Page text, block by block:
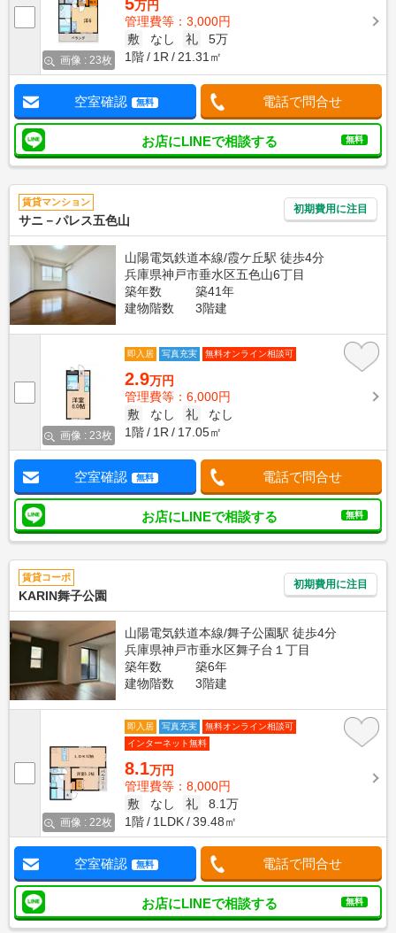
画像 : 23枚
万円
管理費等：3,000円
敷
なし 礼
5万
1階
1R 21.31㎡
空室確認 無料 電話で問合せ
お店にLINEで相談する 無料
賃貸マンション
サニ－パレス五色山
初期費用に注目
山陽電気鉄道本線/霞ケ丘駅 徒歩4分
兵庫県神戸市垂水区五色山6丁目
築年数
築41年
建物階数
3階建
画像 : 23枚
即入居 写真充実 無料オンライン相談可
2.9万円
管理費等：6,000円
敷
なし 礼
なし
1階
1R 17.05㎡
空室確認 無料 電話で問合せ
お店にLINEで相談する 無料
賃貸コーポ
KARIN舞子公園
初期費用に注目
山陽電気鉄道本線/舞子公園駅 徒歩4分
兵庫県神戸市垂水区舞子台１丁目
築年数
築6年
建物階数
3階建
画像 : 22枚
即入居 写真充実
無料オンライン相談可
インターネット無料
8.1万円
管理費等：8,000円
敷
なし 礼
8.1万
1階
1LDK 39.48㎡
空室確認 無料 電話で問合せ
お店にLINEで相談する 無料